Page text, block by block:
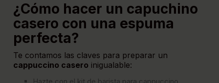
¿Cómo hacer un capuchino
casero con una espuma
perfecta?
Te contamos las claves para preparar un
cappuccino casero inigualable: